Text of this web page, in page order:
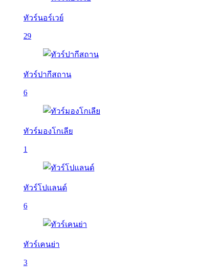
ทัวร์นอร์เวย์
29
ทัวร์ปากีสถาน
6
ทัวร์มองโกเลีย
1
ทัวร์โปแลนด์
6
ทัวร์เคนย่า
3